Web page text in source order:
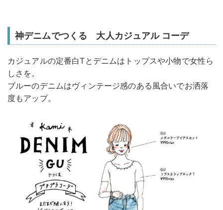
神デニムでつくる 大人カジュアル コーデ
カジュアルの定番白Tとデニムはトップスや小物で女性ら
しさを。
ブルーのデニムはヴィンテージ感のある風合いでお洒落
度もアップ。